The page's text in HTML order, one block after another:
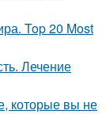
Top 20 Most
Лечение
которые вы не